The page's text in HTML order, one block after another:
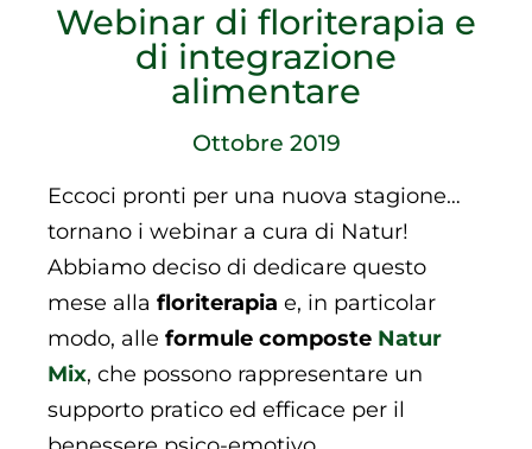
Webinar di floriterapia e
di integrazione
alimentare
Ottobre 2019
Eccoci pronti per una nuova stagione…
tornano i webinar a cura di Natur!
Abbiamo deciso di dedicare questo
mese alla floriterapia e, in particolar
modo, alle formule composte Natur
Mix, che possono rappresentare un
supporto pratico ed efficace per il